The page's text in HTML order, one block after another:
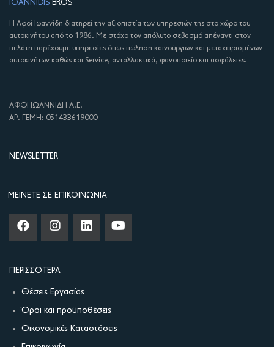
IOANNIDIS BROS
Η Αφοί Ιωαννίδη διατηρεί την αξιοπιστία των υπηρεσιών της στο χώρο του
αυτοκινήτου από το 1986. Με στόχο τον απόλυτο σεβασμό απέναντι στον
πελάτη παρέχουμε υπηρεσίες όπως πώληση καινούργιων και μεταχειρισμένων
αυτοκινήτων καθώς και Service, ανταλλακτικά, φανοποιείο και ασφάλειες.
ΑΦΟΙ ΙΩΑΝΝΙΔΗ Α.Ε.
ΑΡ. ΓΕΜΗ: 051433619000
NEWSLETTER
ΜΕΊΝΕΤΕ ΣΕ ΕΠΙΚΟΙΝΩΝΊΑ
ΠΕΡΙΣΣΌΤΕΡΑ
Θέσεις Εργασίας
Όροι και προϋποθέσεις
Οικονομικές Καταστάσεις